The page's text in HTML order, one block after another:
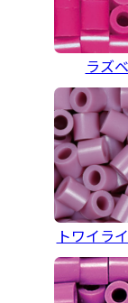
ラズ
トワイラ